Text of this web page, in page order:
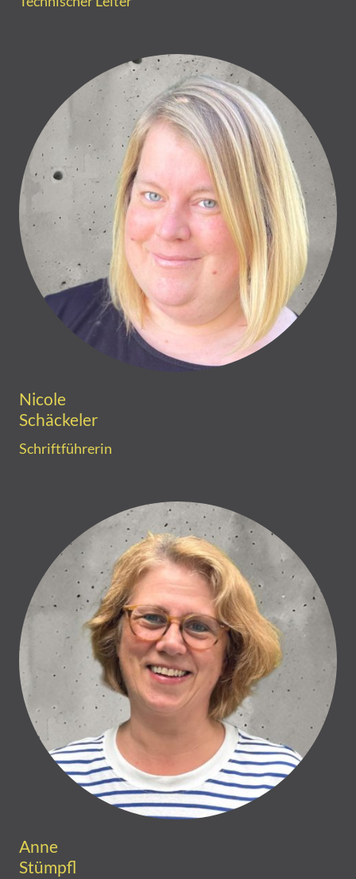
Nicole
Schäckeler
Schriftführerin
Anne
Stümpfl